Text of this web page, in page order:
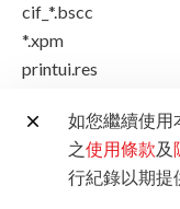
cif_*.bscc
*.xpm
printui.res
*_raw
cnij_entry_*series
cnb_*.res
如您繼續使用
之使用條款及
行紀錄以期提